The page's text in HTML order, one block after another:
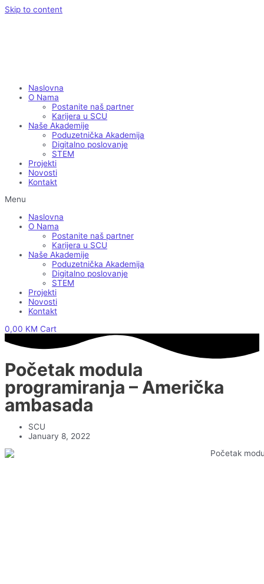
Skip to content
Naslovna
O Nama
Postanite naš partner
Karijera u SCU
Naše Akademije
Poduzetnička Akademija
Digitalno poslovanje
STEM
Projekti
Novosti
Kontakt
Menu
Naslovna
O Nama
Postanite naš partner
Karijera u SCU
Naše Akademije
Poduzetnička Akademija
Digitalno poslovanje
STEM
Projekti
Novosti
Kontakt
0,00 KM Cart
Početak modula
programiranja – Američka
ambasada
SCU
January 8, 2022